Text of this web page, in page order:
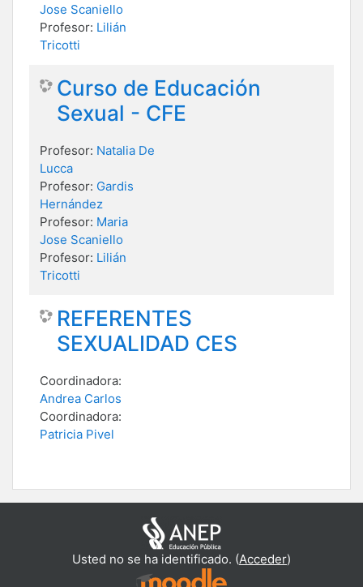
Jose Scaniello
Profesor: Lilián
Tricotti
Curso de Educación
Sexual - CFE
Profesor: Natalia De
Lucca
Profesor: Gardis
Hernández
Profesor: Maria
Jose Scaniello
Profesor: Lilián
Tricotti
REFERENTES
SEXUALIDAD CES
Coordinadora:
Andrea Carlos
Coordinadora:
Patricia Pivel
Usted no se ha identificado. (Acceder)